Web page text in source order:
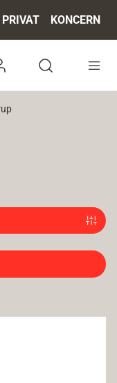
PRIVAT KONCERN
ind